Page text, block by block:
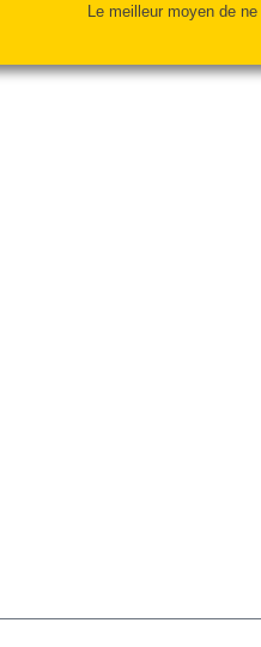
Le meilleur moyen de